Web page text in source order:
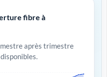
fibre à
après trimestre